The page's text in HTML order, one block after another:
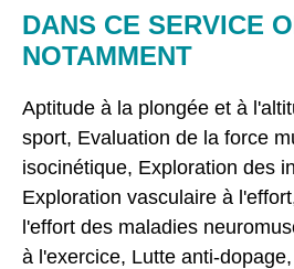
DANS CE SERVICE
NOTAMMENT
Aptitude à la plongée et à
sport, Evaluation de la force
isocinétique, Exploration des
Exploration vasculaire à
l'effort des maladies
à l'exercice, Lutte anti-